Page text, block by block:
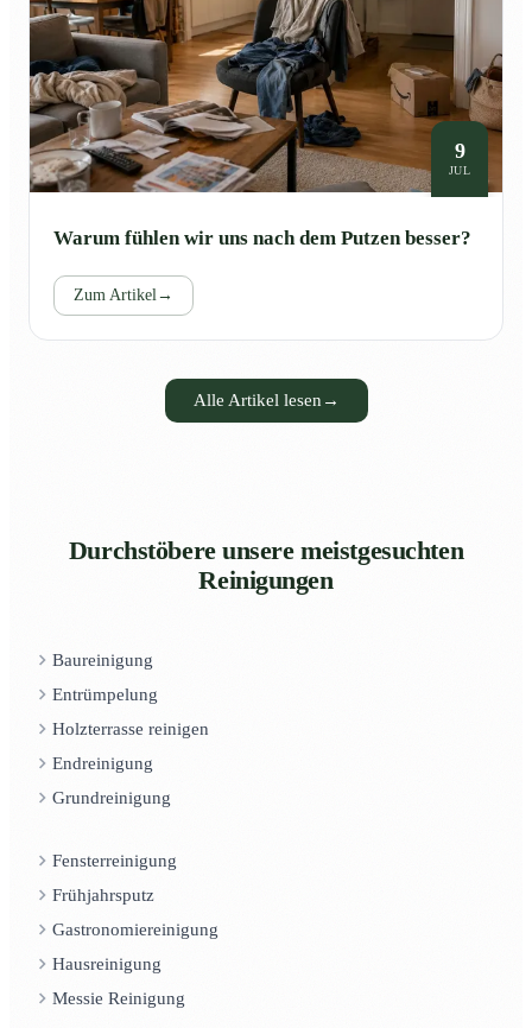
9
JUL
Warum fühlen wir uns nach dem Putzen besser?
Zum Artikel →
Alle Artikel lesen →
Durchstöbere unsere meistgesuchten
Reinigungen
Baureinigung
Entrümpelung
Holzterrasse reinigen
Endreinigung
Grundreinigung
Fensterreinigung
Frühjahrsputz
Gastronomiereinigung
Hausreinigung
Messie Reinigung